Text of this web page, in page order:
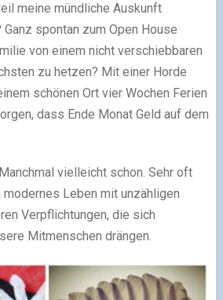
meine mündliche Auskunft
spontan zum Open House
von einem nicht verschiebbaren
zu hetzen? Mit einer Horde
schönen Ort vier Wochen Ferien
dass Ende Monat Geld auf dem
vielleicht schon. Sehr oft
modernes Leben mit unzähligen
Verpflichtungen, die sich
Mitmenschen drängen.